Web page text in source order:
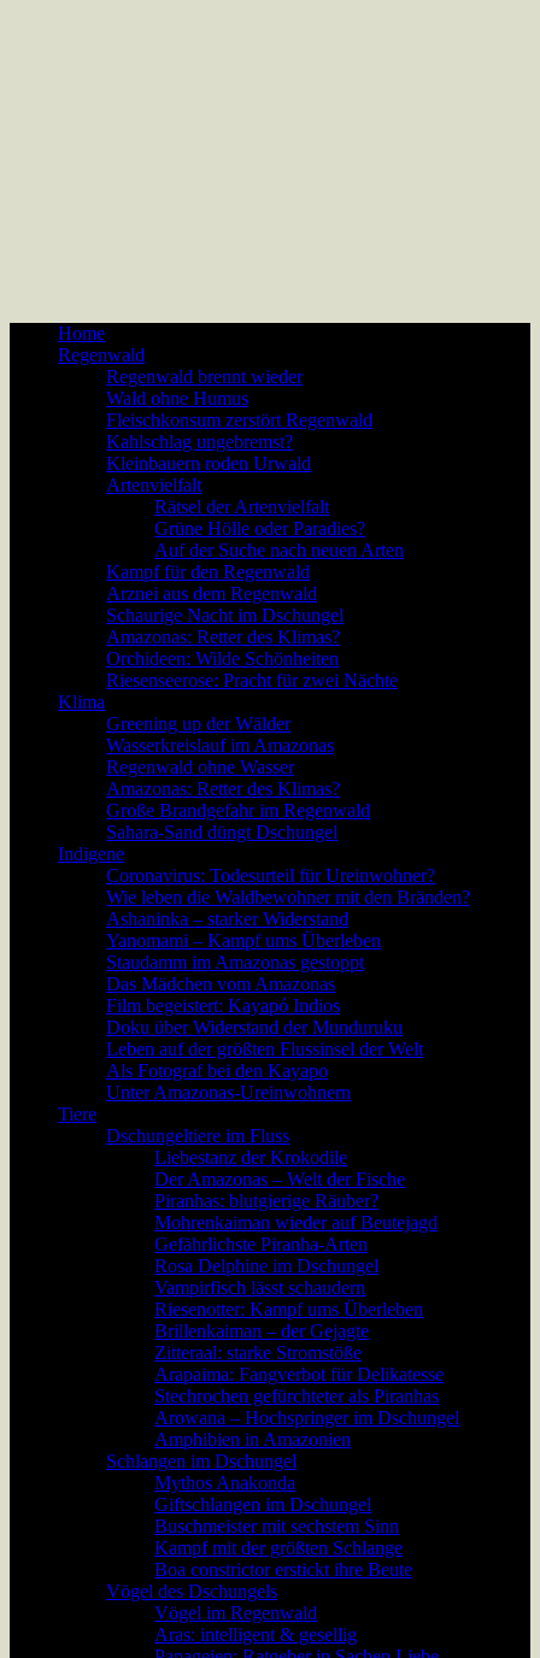
Home
Regenwald
Regenwald brennt wieder
Wald ohne Humus
Fleischkonsum zerstört Regenwald
Kahlschlag ungebremst?
Kleinbauern roden Urwald
Artenvielfalt
Rätsel der Artenvielfalt
Grüne Hölle oder Paradies?
Auf der Suche nach neuen Arten
Kampf für den Regenwald
Arznei aus dem Regenwald
Schaurige Nacht im Dschungel
Amazonas: Retter des Klimas?
Orchideen: Wilde Schönheiten
Riesenseerose: Pracht für zwei Nächte
Klima
Greening up der Wälder
Wasserkreislauf im Amazonas
Regenwald ohne Wasser
Amazonas: Retter des Klimas?
Große Brandgefahr im Regenwald
Sahara-Sand düngt Dschungel
Indigene
Coronavirus: Todesurteil für Ureinwohner?
Wie leben die Waldbewohner mit den Bränden?
Ashaninka – starker Widerstand
Yanomami – Kampf ums Überleben
Staudamm im Amazonas gestoppt
Das Mädchen vom Amazonas
Film begeistert: Kayapó Indios
Doku über Widerstand der Munduruku
Leben auf der größten Flussinsel der Welt
Als Fotograf bei den Kayapo
Unter Amazonas-Ureinwohnern
Tiere
Dschungeltiere im Fluss
Liebestanz der Krokodile
Der Amazonas – Welt der Fische
Piranhas: blutgierige Räuber?
Mohrenkaiman wieder auf Beutejagd
Gefährlichste Piranha-Arten
Rosa Delphine im Dschungel
Vampirfisch lässt schaudern
Riesenotter: Kampf ums Überleben
Brillenkaiman – der Gejagte
Zitteraal: starke Stromstöße
Arapaima: Fangverbot für Delikatesse
Stechrochen gefürchteter als Piranhas
Arowana – Hochspringer im Dschungel
Amphibien in Amazonien
Schlangen im Dschungel
Mythos Anakonda
Giftschlangen im Dschungel
Buschmeister mit sechstem Sinn
Kampf mit der größten Schlange
Boa constrictor erstickt ihre Beute
Vögel des Dschungels
Vögel im Regenwald
Aras: intelligent & gesellig